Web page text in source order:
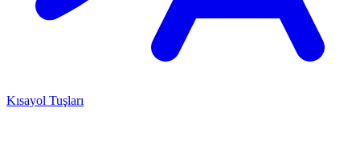
Kısayol Tuşları